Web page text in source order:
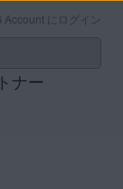
Account にログイン
ナー